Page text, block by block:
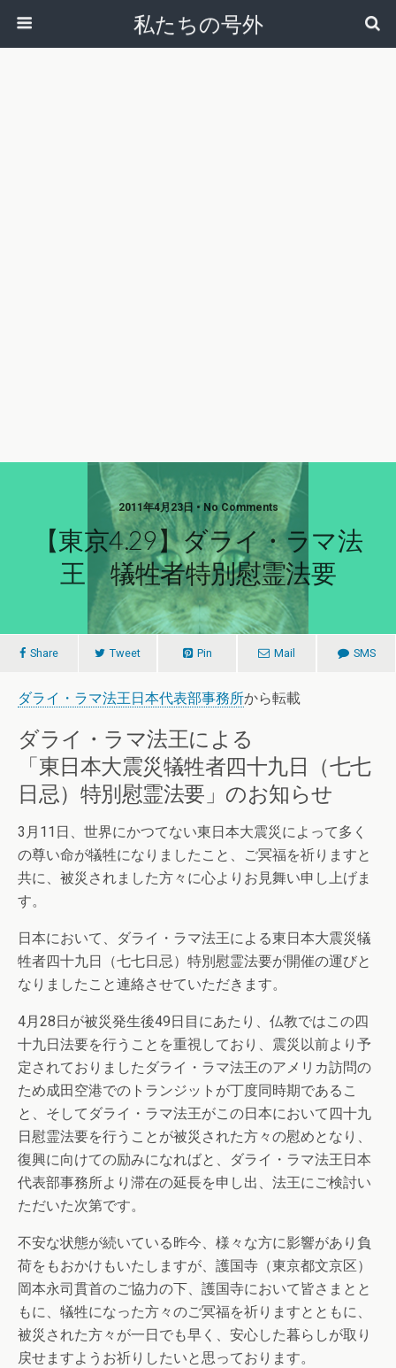
私たちの号外
2011年4月23日 • No Comments
【東京4.29】ダライ・ラマ法
王 犠牲者特別慰霊法要
Share Tweet Pin Mail SMS
ダライ・ラマ法王日本代表部事務所から転載
ダライ・ラマ法王による
「東日本大震災犠牲者四十九日（七七
日忌）特別慰霊法要」のお知らせ
3月11日、世界にかつてない東日本大震災によって多く
の尊い命が犠牲になりましたこと、ご冥福を祈りますと
共に、被災されました方々に心よりお見舞い申し上げま
す。
日本において、ダライ・ラマ法王による東日本大震災犠
牲者四十九日（七七日忌）特別慰霊法要が開催の運びと
なりましたこと連絡させていただきます。
4月28日が被災発生後49日目にあたり、仏教ではこの四
十九日法要を行うことを重視しており、震災以前より予
定されておりましたダライ・ラマ法王のアメリカ訪問の
ため成田空港でのトランジットが丁度同時期であるこ
と、そしてダライ・ラマ法王がこの日本において四十九
日慰霊法要を行うことが被災された方々の慰めとなり、
復興に向けての励みになればと、ダライ・ラマ法王日本
代表部事務所より滞在の延長を申し出、法王にご検討い
ただいた次第です。
不安な状態が続いている昨今、様々な方に影響があり負
荷をもおかけもいたしますが、護国寺（東京都文京区）
岡本永司貫首のご協力の下、護国寺において皆さまとと
もに、犠牲になった方々のご冥福を祈りますとともに、
被災された方々が一日でも早く、安心した暮らしが取り
戻せますようお祈りしたいと思っております。